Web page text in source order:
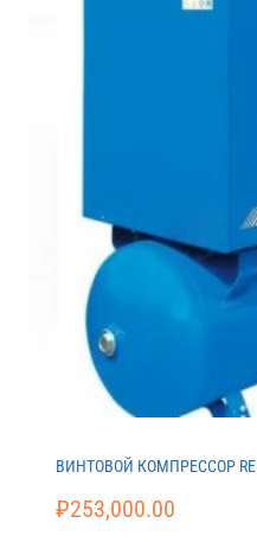
ВИНТОВОЙ КОМПРЕССОР
₽253,000.00